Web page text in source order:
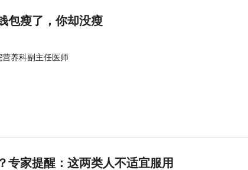
包瘦了，你却没瘦
养科副主任医师
专家提醒：这两类人不适宜服用